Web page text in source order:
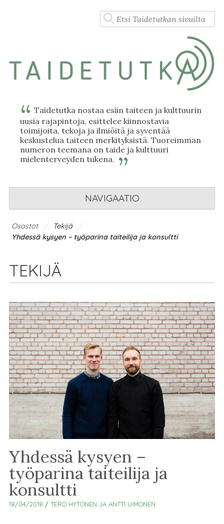
Taidetutka nostaa esiin taiteen ja kulttuurin
uusia rajapintoja, esittelee kiinnostavia
toimijoita, tekoja ja ilmiöitä ja syventää
keskustelua taiteen merkityksistä. Tuoreimman
numeron teemana on taide ja kulttuuri
mielenterveyden tukena.
NAVIGAATIO
Osastot / Tekijä /
Yhdessä kysyen – työparina taiteilija ja konsultti
TEKIJÄ
Yhdessä kysyen –
työparina taiteilija ja
konsultti
18/04/2018 / TERO HYTÖNEN JA ANTTI UIMONEN